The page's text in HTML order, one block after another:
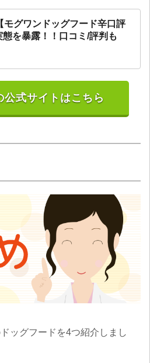
【モグワンドッグフード辛口評
態を暴露！！口コミ/評判も
公式サイトはこちら
ッグフードを4つ紹介しまし